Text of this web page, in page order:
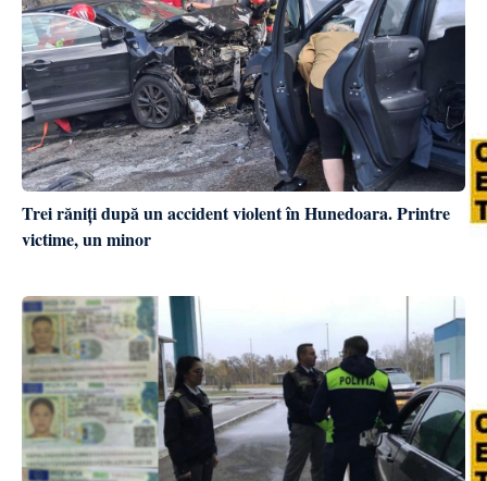
Trei răniți după un accident violent în Hunedoara. Printre
victime, un minor